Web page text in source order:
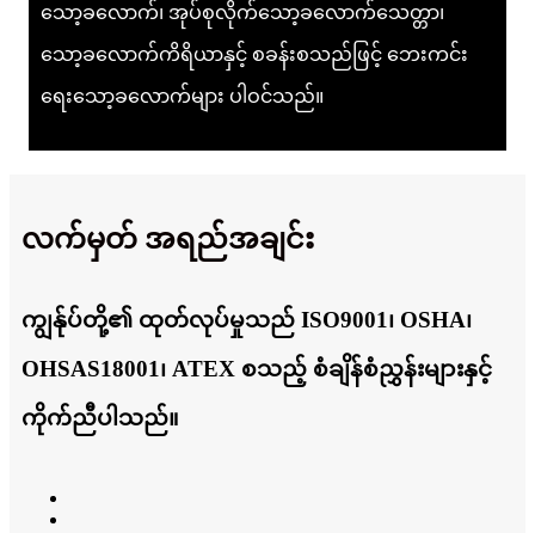
သော့ခလောက်၊ အုပ်စုလိုက်သော့ခလောက်သေတ္တာ၊
သော့ခလောက်ကိရိယာနှင့် စခန်းစသည်ဖြင့် ဘေးကင်း
ရေးသော့ခလောက်များ ပါဝင်သည်။
လက်မှတ် အရည်အချင်း
ကျွန်ုပ်တို့၏ ထုတ်လုပ်မှုသည် ISO9001၊ OSHA၊
OHSAS18001၊ ATEX စသည့် စံချိန်စံညွှန်းများနှင့်
ကိုက်ညီပါသည်။